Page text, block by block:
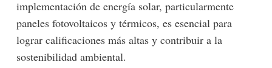
implementación de energía solar, particularmente
paneles fotovoltaicos y térmicos, es esencial para
lograr calificaciones más altas y contribuir a la
sostenibilidad ambiental.